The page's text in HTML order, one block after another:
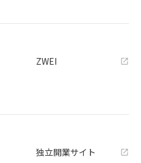
ZWEI
独立開業サイト